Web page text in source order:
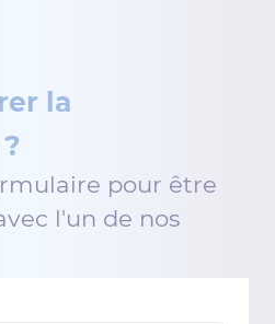
la
pour être
l'un de nos